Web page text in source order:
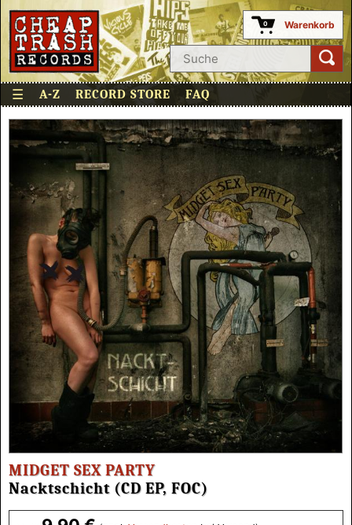
0 Warenkorb
☰ A-Z RECORD STORE FAQ
MIDGET SEX PARTY
Nacktschicht (CD EP, FOC)